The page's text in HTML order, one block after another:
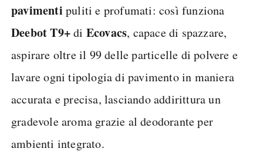
pavimenti puliti e profumati: così funziona
Deebot T9+di Ecovacs, capace di spazzare,
aspirare oltre il 99 delle particelle di polvere e
lavare ogni tipologia di pavimento in maniera
accurata e precisa, lasciando addirittura un
gradevole aroma grazie al deodorante per
ambienti integrato.